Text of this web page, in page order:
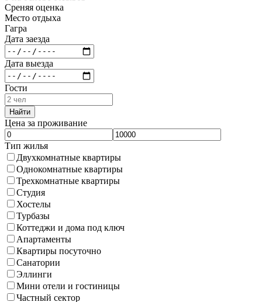
Среняя оценка
Место отдыха
Гагра
Дата заезда
Дата выезда
Гости
Найти
Цена за проживание
Тип жилья
Двухкомнатные квартиры
Однокомнатные квартиры
Трехкомнатные квартиры
Студия
Хостелы
Турбазы
Коттеджи и дома под ключ
Апартаменты
Квартиры посуточно
Санатории
Эллинги
Мини отели и гостиницы
Частный сектор